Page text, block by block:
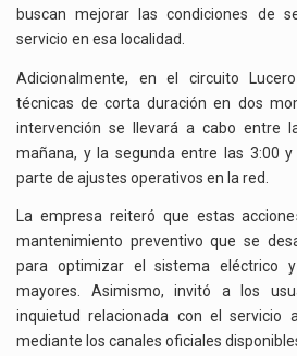
buscan mejorar las condiciones de
servicio en esa localidad.
Adicionalmente, en el circuito
técnicas de corta duración en dos
intervención se llevará a cabo entre
mañana, y la segunda entre las 3:00
parte de ajustes operativos en la red.
La empresa reiteró que estas
mantenimiento preventivo que se
para optimizar el sistema eléctrico
mayores. Asimismo, invitó a los
inquietud relacionada con el
mediante los canales oficiales